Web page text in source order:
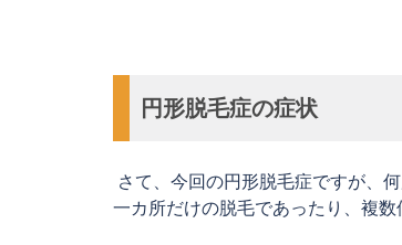
円形脱毛症の症状
さて、今回の円形脱毛症ですが、
一カ所だけの脱毛であったり、複